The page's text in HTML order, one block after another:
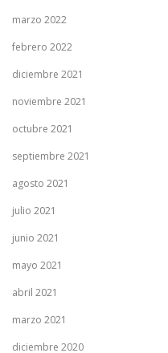
marzo 2022
febrero 2022
diciembre 2021
noviembre 2021
octubre 2021
septiembre 2021
agosto 2021
julio 2021
junio 2021
mayo 2021
abril 2021
marzo 2021
diciembre 2020